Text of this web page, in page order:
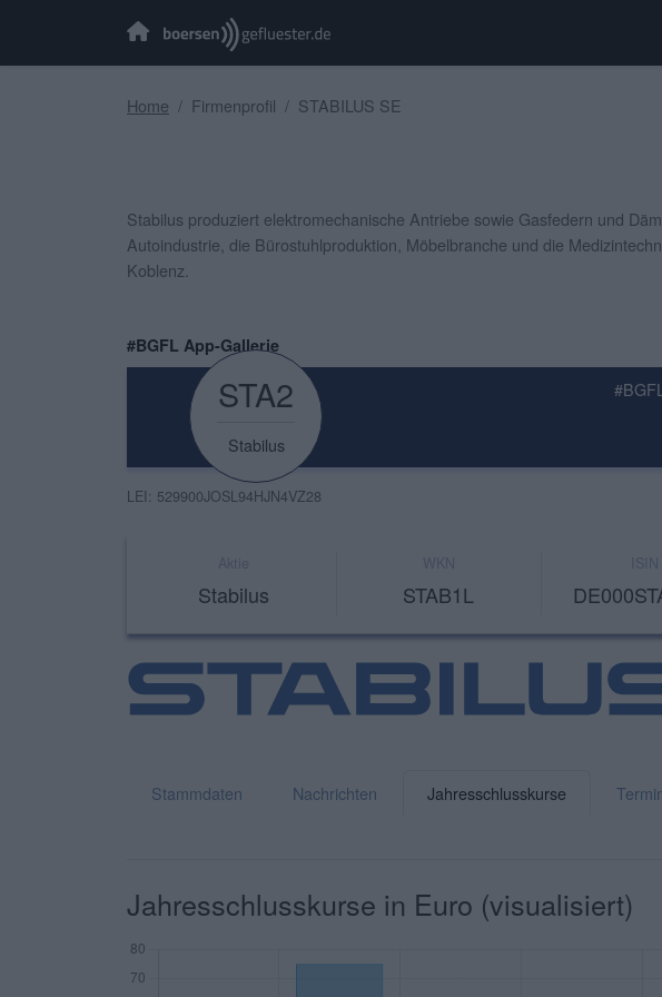
Home Firmenprofil STABILUS SE
Stabilus produziert elektromechanische Antriebe sowie Gasfedern und
Autoindustrie, die Bürostuhlproduktion, Möbelbranche und die
Koblenz.
#BGFL App-Gallerie
STA2
Stabilus
LEI: 529900JOSL94HJN4VZ28
Aktie
Stabilus
WKN
STAB1L
ISIN
Stammdaten Nachrichten Jahresschlusskurse
Jahresschlusskurse in Euro (visualisiert)